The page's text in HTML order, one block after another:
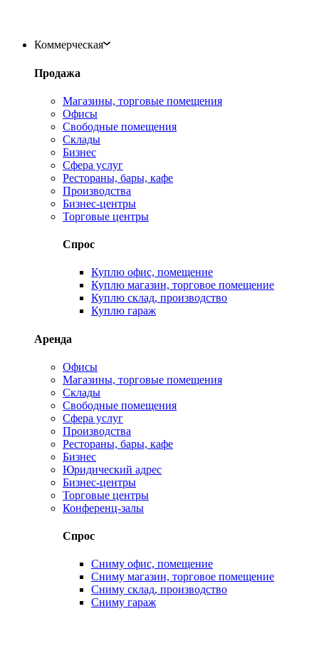
Коммерческая
Продажа
Магазины, торговые помещения
Офисы
Свободные помещения
Склады
Бизнес
Сфера услуг
Рестораны, бары, кафе
Производства
Бизнес-центры
Торговые центры
Спрос
Куплю офис, помещение
Куплю магазин, торговое помещение
Куплю склад, производство
Куплю гараж
Аренда
Офисы
Магазины, торговые помещения
Склады
Свободные помещения
Сфера услуг
Производства
Рестораны, бары, кафе
Бизнес
Юридический адрес
Бизнес-центры
Торговые центры
Конференц-залы
Спрос
Сниму офис, помещение
Сниму магазин, торговое помещение
Сниму склад, производство
Сниму гараж